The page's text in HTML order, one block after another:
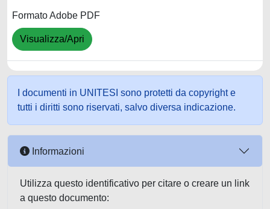
Formato Adobe PDF
Visualizza/Apri
I documenti in UNITESI sono protetti da copyright e
tutti i diritti sono riservati, salvo diversa indicazione.
Informazioni
Utilizza questo identificativo per citare o creare un link
a questo documento: